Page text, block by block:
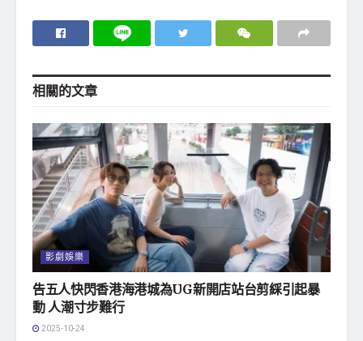
相關的文章
影劇娛樂
告五人快閃香港海港城為UG新開店站台剪綵引起暴
動 人潮寸步難行
2025-10-24